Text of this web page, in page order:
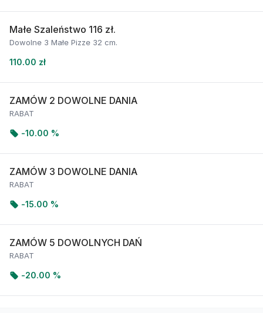
Małe Szaleństwo 116 zł.
Dowolne 3 Małe Pizze 32 cm.
110.00 zł
ZAMÓW 2 DOWOLNE DANIA
RABAT
-10.00 %
ZAMÓW 3 DOWOLNE DANIA
RABAT
-15.00 %
ZAMÓW 5 DOWOLNYCH DAŃ
RABAT
-20.00 %